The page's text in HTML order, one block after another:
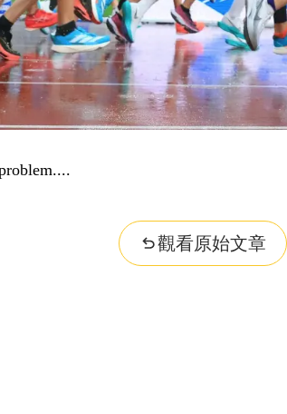
觀看原始文章